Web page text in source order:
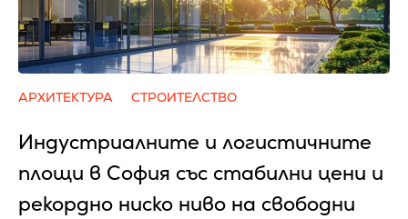
АРХИТЕКТУРА СТРОИТЕЛСТВО
Индустриалните и логистичните
площи в София със стабилни цени и
рекордно ниско ниво на свободни